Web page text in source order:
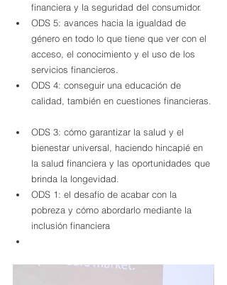
financiera y la seguridad del consumidor.
ODS 5: avances hacia la igualdad de
género en todo lo que tiene que ver con el
acceso, el conocimiento y el uso de los
servicios financieros.
ODS 4: conseguir una educación de
calidad, también en cuestiones financieras.
ODS 3: cómo garantizar la salud y el
bienestar universal, haciendo hincapié en
la salud financiera y las oportunidades que
brinda la longevidad.
ODS 1: el desafío de acabar con la
pobreza y cómo abordarlo mediante la
inclusión financiera